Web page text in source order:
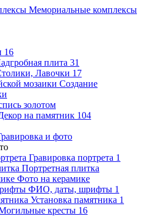
Мемориальные комплексы
16
плита 31
Лавочки 17
Создание
золотом
на памятник 104
и фото
Гравировка портрета 1
Портретная плитка
Фото на керамике
ФИО, даты, шрифты 1
Установка памятника 1
кресты 16